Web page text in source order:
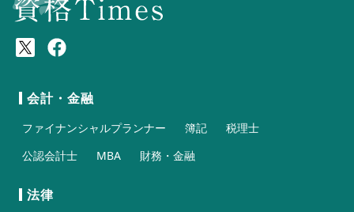
会計・金融
ファイナンシャルプランナー 簿記
税理士
公認会計士
MBA 財務・金融
法律